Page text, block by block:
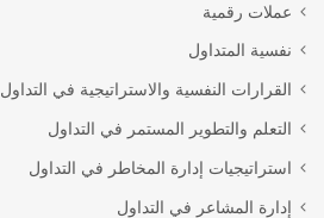
عملات رقمية
نفسية المتداول
القرارات النفسية والاستراتيجية في التداول
التعلم والتطوير المستمر في التداول
استراتيجيات إدارة المخاطر في التداول
إدارة المشاعر في التداول